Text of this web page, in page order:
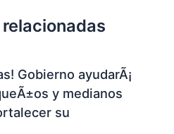
Gobierno ayudarÃ¡
y medianos
su